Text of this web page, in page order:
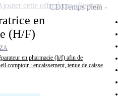
en
(H/F)
en pharmacie (h/f) afin de
comptoir : encaissement, tenue de caisse
CDITemps plein
cette offre à ma sélection